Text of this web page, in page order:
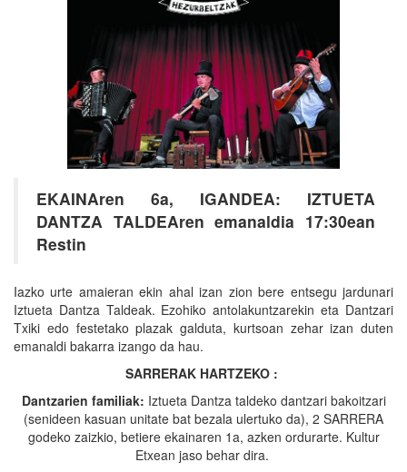
EKAINAren 6a, IGANDEA: IZTUETA
DANTZA TALDEAren emanaldia 17:30ean
Restin
Iazko urte amaieran ekin ahal izan zion bere entsegu jardunari
Iztueta Dantza Taldeak. Ezohiko antolakuntzarekin eta Dantzari
Txiki edo festetako plazak galduta, kurtsoan zehar izan duten
emanaldi bakarra izango da hau.
SARRERAK HARTZEKO :
Dantzarien familiak: Iztueta Dantza taldeko dantzari bakoitzari
(senideen kasuan unitate bat bezala ulertuko da), 2 SARRERA
godeko zaizkio, betiere ekainaren 1a, azken ordurarte. Kultur
Etxean jaso behar dira.